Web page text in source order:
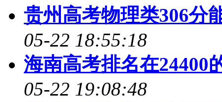
贵州高考物理类306分
05-22 18:55:18
海南高考排名在24400
05-22 19:08:48